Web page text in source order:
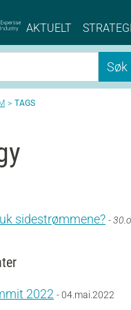
Eyde-Cluster |
AKTUELT
Søk
TAGS
sidestrømmene? -
2022 - 04.mai.2022